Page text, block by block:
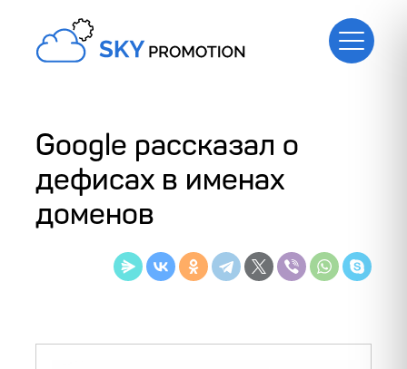
Google рассказал о
дефисах в именах
доменов